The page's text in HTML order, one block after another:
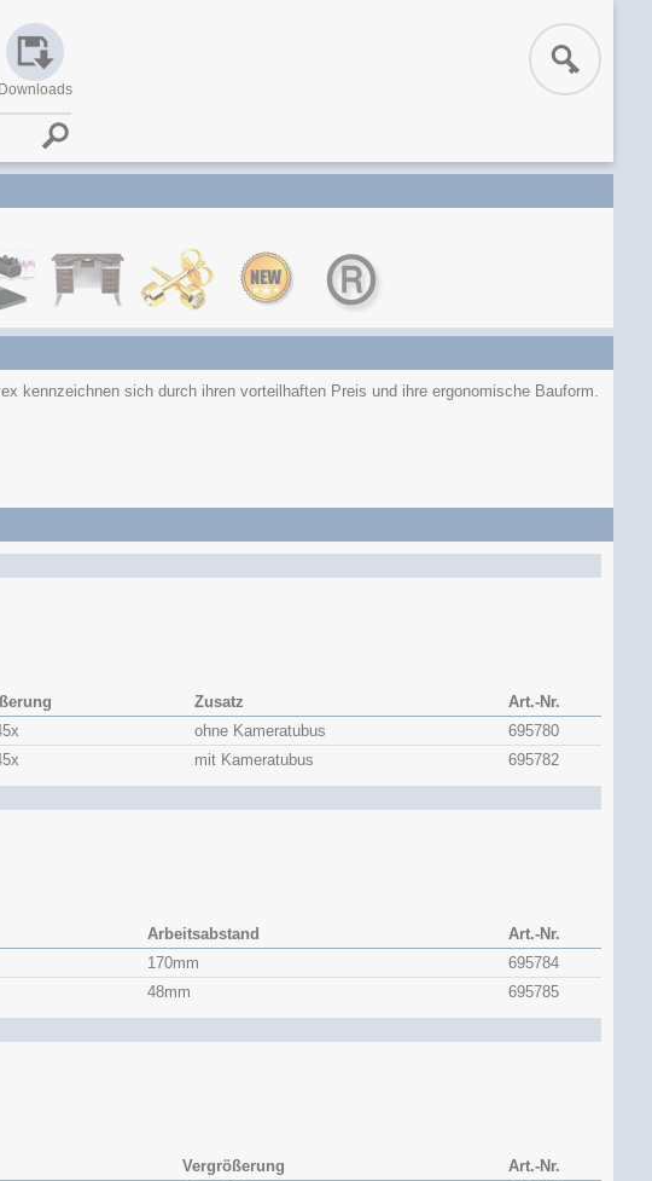
Downloads
kennzeichnen sich durch ihren vorteilhaften Preis und ihre ergonomische Bauform.
Zusatz
Art.-Nr.
ohne Kameratubus
695780
mit Kameratubus 695782
Arbeitsabstand
Art.-Nr.
170mm
695784
48mm 695785
Vergrößerung
Art.-Nr.